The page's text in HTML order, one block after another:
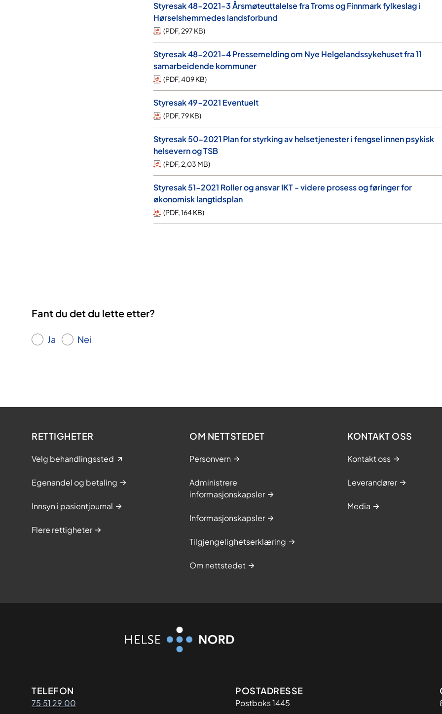
Styresak 48-2021-3 Årsmøteuttalelse fra Troms og Finnmark fylkeslag i
Hørselshemmedes landsforbund
(PDF, 297 KB)
Styresak 48-2021-4 Pressemelding om Nye Helgelandssykehuset fra 11
samarbeidende kommuner
(PDF,409 KB)
Styresak 49-2021 Eventuelt
(PDF,79 KB)
Styresak 50-2021 Plan for styrking av helsetjenester i fengsel innen psykisk
helsevern og TSB
(PDF, 2,03 MB)
Styresak 51-2021 Roller og ansvar IKT - videre prosess og føringer for
økonomisk langtidsplan
(PDF,164 KB)
Fant du det du lette etter?
Ja Nei
RETTIGHETER
Velg behandlingssted
Egenandel og betaling
Innsyn i pasientjournal
Flere rettigheter
OM NETTSTEDET
Personvern
Administrere
informasjonskapsler
Informasjonskapsler
Tilgjengelighetserklæring
Om nettstedet
KONTAKT OSS
Kontakt oss
Leverandører
Media
Kontaktinformasjon
TELEFON
75 51 29 00 Adresse
POSTADRESSE
Postboks 1445